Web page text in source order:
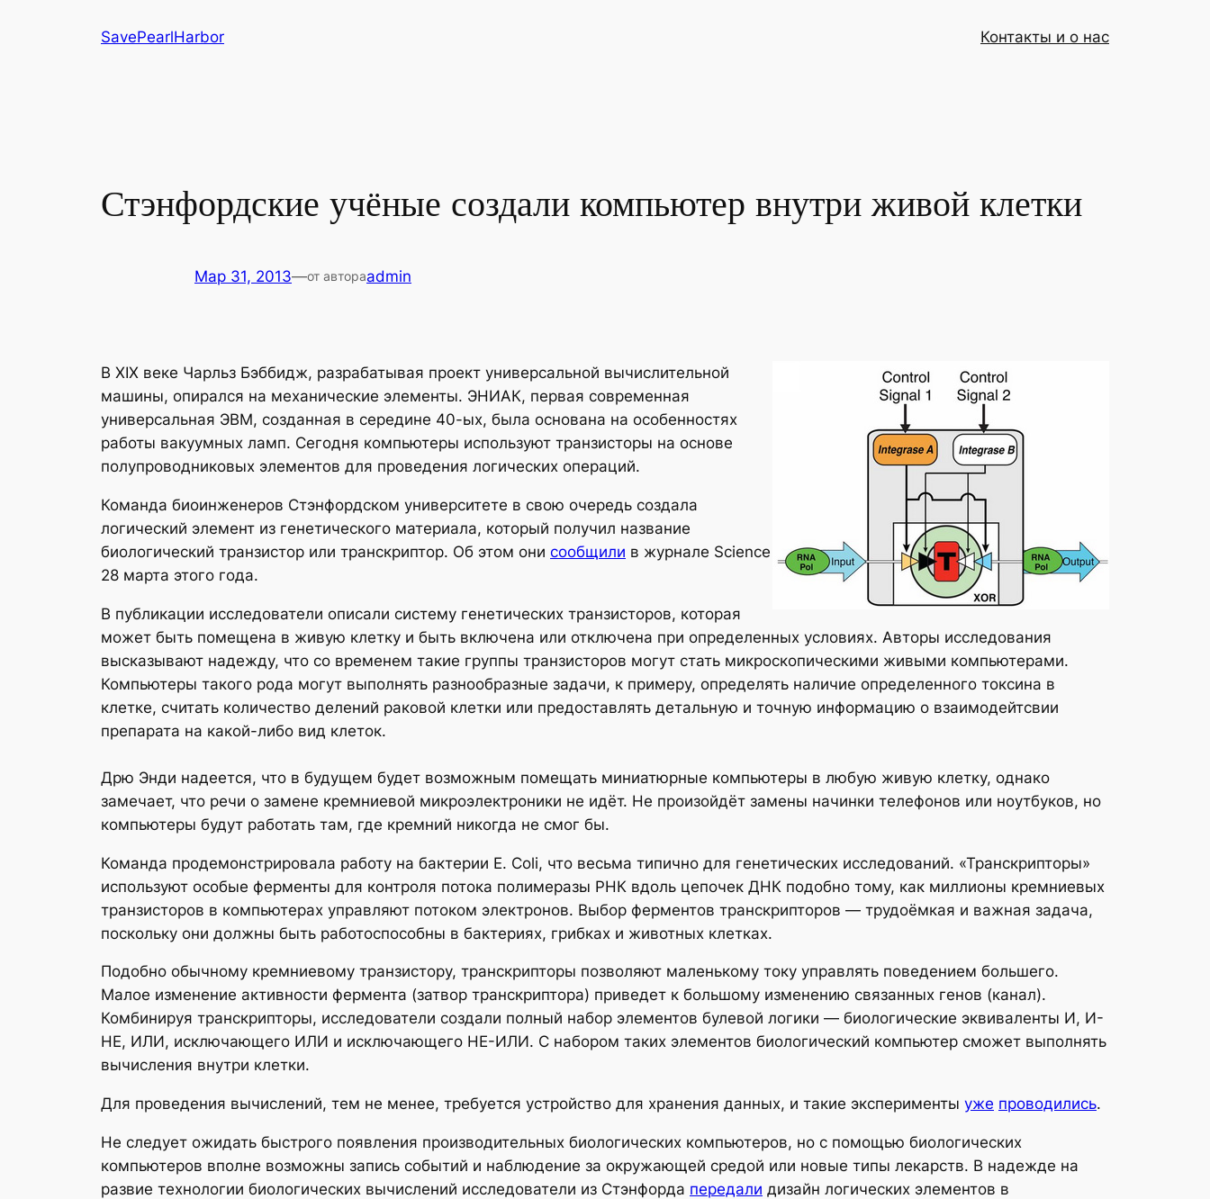
SavePearlHarbor Контакты и о нас
Стэнфордские учёные создали компьютер внутри живой клетки
Мар 31, 2013—от автораadmin
В XIX веке Чарльз Бэббидж, разрабатывая проект универсальной вычислительной
машины, опирался на механические элементы. ЭНИАК, первая современная
универсальная ЭВМ, созданная в середине 40-ых, была основана на особенностях
работы вакуумных ламп. Сегодня компьютеры используют транзисторы на основе
полупроводниковых элементов для проведения логических операций.
Команда биоинженеров Стэнфордском университете в свою очередь создала
логический элемент из генетического материала, который получил название
биологический транзистор или транскриптор. Об этом они сообщили в журнале Science
28 марта этого года.
В публикации исследователи описали систему генетических транзисторов, которая
может быть помещена в живую клетку и быть включена или отключена при определенных условиях. Авторы исследования
высказывают надежду, что со временем такие группы транзисторов могут стать микроскопическими живыми компьютерами.
Компьютеры такого рода могут выполнять разнообразные задачи, к примеру, определять наличие определенного токсина в
клетке, считать количество делений раковой клетки или предоставлять детальную и точную информацию о взаимодейтсвии
препарата на какой-либо вид клеток.
Дрю Энди надеется, что в будущем будет возможным помещать миниатюрные компьютеры в любую живую клетку, однако
замечает, что речи о замене кремниевой микроэлектроники не идёт. Не произойдёт замены начинки телефонов или ноутбуков, но
компьютеры будут работать там, где кремний никогда не смог бы.
Команда продемонстрировала работу на бактерии E. Coli, что весьма типично для генетических исследований. «Транскрипторы»
используют особые ферменты для контроля потока полимеразы РНК вдоль цепочек ДНК подобно тому, как миллионы кремниевых
транзисторов в компьютерах управляют потоком электронов. Выбор ферментов транскрипторов — трудоёмкая и важная задача,
поскольку они должны быть работоспособны в бактериях, грибках и животных клетках.
Подобно обычному кремниевому транзистору, транскрипторы позволяют маленькому току управлять поведением большего.
Малое изменение активности фермента (затвор транскриптора) приведет к большому изменению связанных генов (канал).
Комбинируя транскрипторы, исследователи создали полный набор элементов булевой логики — биологические эквиваленты И, И-
НЕ, ИЛИ, исключающего ИЛИ и исключающего НЕ-ИЛИ. С набором таких элементов биологический компьютер сможет выполнять
вычисления внутри клетки.
Для проведения вычислений, тем не менее, требуется устройство для хранения данных, и такие эксперименты уже проводились.
Не следует ожидать быстрого появления производительных биологических компьютеров, но с помощью биологических
компьютеров вполне возможны запись событий и наблюдение за окружающей средой или новые типы лекарств. В надежде на
развие технологии биологических вычислений исследователи из Стэнфорда передали дизайн логических элементов в